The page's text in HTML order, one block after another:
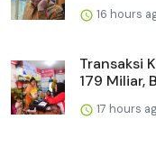
16 hours
Transaksi
179 Miliar,
17 hours